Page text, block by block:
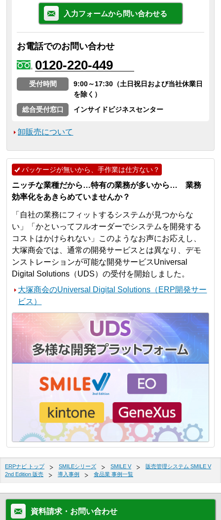
入力フォームから問い合わせる
お電話でのお問い合わせ
0120-220-449
受付時間
9:00～17:30（土日祝日および当社休業日
を除く）
総合受付窓口
インサイドビジネスセンター
卸販売について
パッケージが無いから、手作業は仕方ない？
ニッチな業種だから…特有の業務が多いから… 業務
効率化をあきらめていませんか？
「自社の業務にフィットするシステムが見つからな
い」「かといってフルオーダーでシステムを開発する
コストはかけられない」このようなお声にお応えし、
大塚商会では、通常の開発サービスとは異なり、デモ
ンストレーションが可能な開発サービスUniversal
Digital Solutions（UDS）の受付を開始しました。
大塚商会のUniversal Digital Solutions（ERP開発サー
ビス）
ERPナビ トップ SMILEシリーズ SMILE V
販売管理システム SMILE V
2nd Edition 販売
導入事例 食品業 事例一覧
資料請求・お問い合わせ